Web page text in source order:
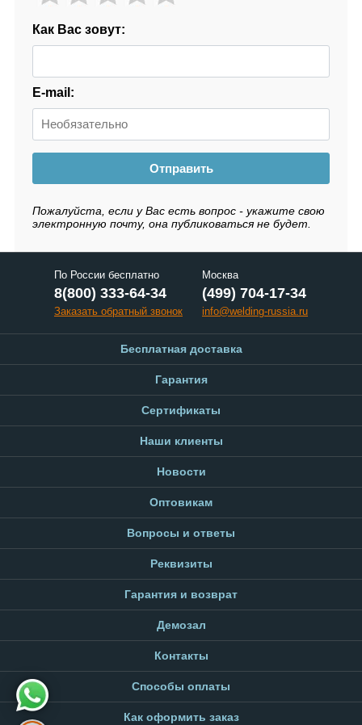
Как Вас зовут:
E-mail:
Отправить
Пожалуйста, если у Вас есть вопрос - укажите свою
электронную почту, она публиковаться не будет.
По России бесплатно
8(800) 333-64-34
Заказать обратный звонок
Москва
(499) 704-17-34
info@welding-russia.ru
Бесплатная доставка
Гарантия
Сертификаты
Наши клиенты
Новости
Оптовикам
Вопросы и ответы
Реквизиты
Гарантия и возврат
Демозал
Контакты
Способы оплаты
Как оформить заказ